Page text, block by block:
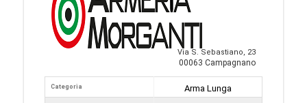
Via S. Sebastiano, 23
00063 Campagnano
Categoria
Arma Lunga